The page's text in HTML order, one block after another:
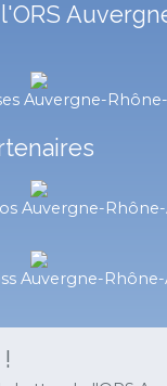
Auvergne-
Auvergne-
Auvergne-